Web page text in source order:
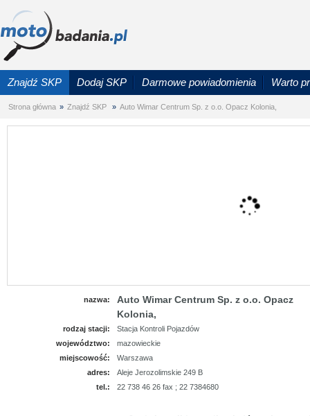
Znajdź SKP Dodaj SKP Darmowe powiadomienia Warto
Strona główna » Znajdź SKP » Auto Wimar Centrum Sp. z o.o. Opacz Kolonia,
nazwa:
Auto Wimar Centrum Sp. z o.o. Opacz
Kolonia,
rodzaj stacji:
Stacja Kontroli Pojazdów
województwo:
mazowieckie
miejscowość:
Warszawa
adres:
Aleje Jerozolimskie 249 B
tel.:
22 738 46 26 fax ; 22 7384680